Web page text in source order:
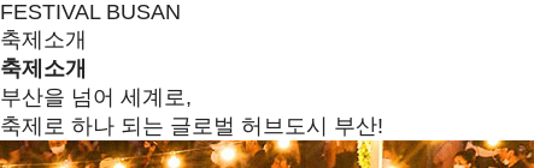
FESTIVAL BUSAN
축제소개
축제소개
부산을 넘어 세계로,
축제로 하나 되는 글로벌 허브도시 부산!